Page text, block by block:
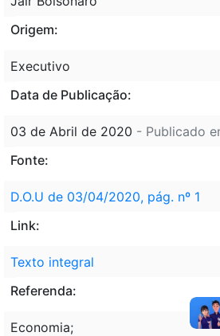
Origem:
Executivo
Data de Publicação:
03 de Abril de 2020 - Publicado
Fonte:
D.O.U de 03/04/2020, pág. nº 1
Link:
Texto integral
Referenda:
Economia;